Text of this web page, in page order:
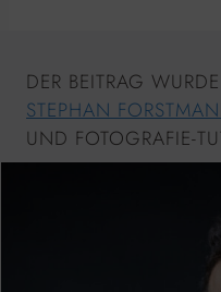
DER BEITRAG
STEPHAN
UND FOTOGRAFIE-